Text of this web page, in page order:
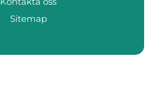
Sitemap